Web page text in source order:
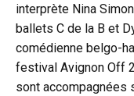
interprète Nina
ballets C de la B et
comédienne belgo-
festival Avignon Off
sont accompagnées